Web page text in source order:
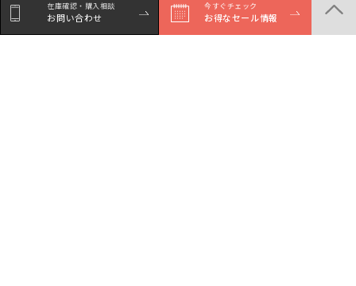
在庫確認・購入相談
お問い合わせ
今すぐチェック
お得なセール情報